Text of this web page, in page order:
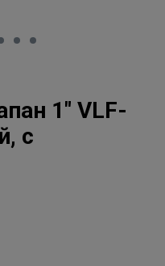
1" VLF-
с